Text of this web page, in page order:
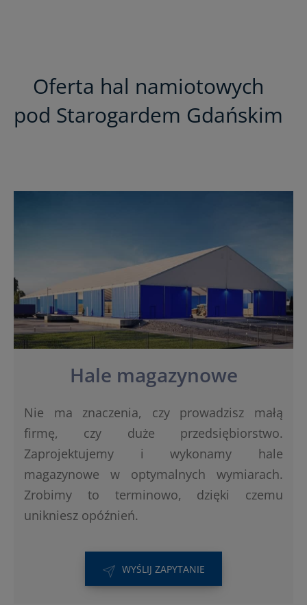
Oferta hal namiotowych
pod Starogardem Gdańskim
Hale magazynowe
Nie ma znaczenia, czy prowadzisz małą
firmę, czy duże przedsiębiorstwo.
Zaprojektujemy i wykonamy hale
magazynowe w optymalnych wymiarach.
Zrobimy to terminowo, dzięki czemu
unikniesz opóźnień.
WYŚLIJ ZAPYTANIE